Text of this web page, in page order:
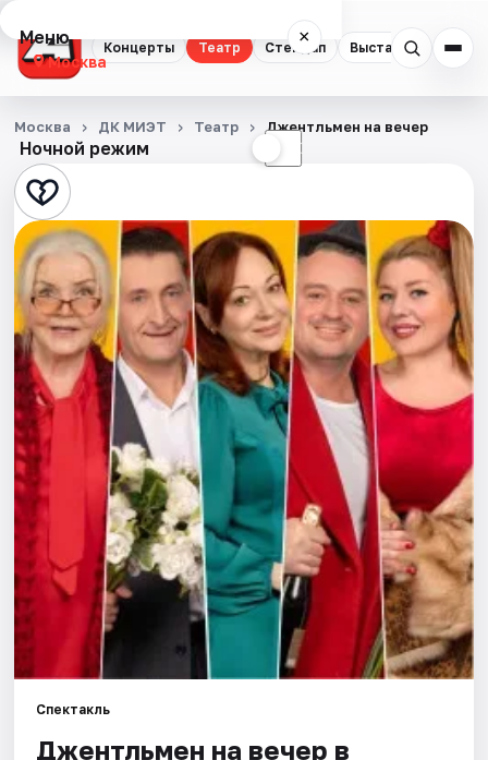
Концерты Театр Стендап Выставки
Меню ×
Москва
Концерты
Театр
Стендап
Выставки
Квесты
Экскурсии
Спорт
События
Города
Площадки
Артисты
Ночной режим ☾
Москва ДК МИЭТ Театр Джентльмен на вечер
Спектакль
Джентльмен на вечер в